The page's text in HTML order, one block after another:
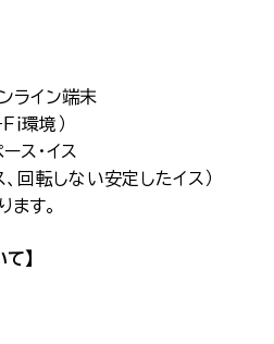
ライン端末
ｉ環境）
ス・イス
回転しない安定したイス）
す。
】